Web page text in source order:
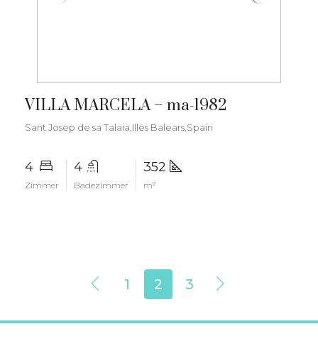
VILLA MARCELA – ma-1982
Sant Josep de sa Talaia,Illes Balears,Spain
4
Zimmer
4
Badezimmer
352
m²
1 2 3